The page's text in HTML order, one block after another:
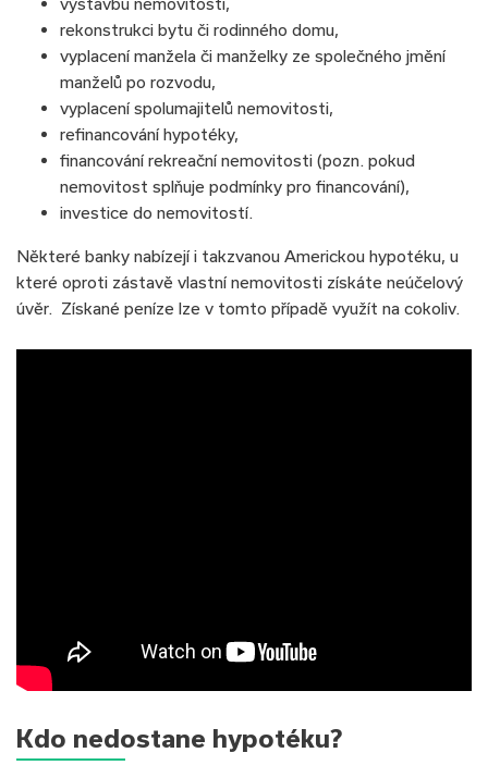
rekonstrukci bytu či rodinného domu,
vyplacení manžela či manželky ze společného jmění
manželů po rozvodu,
vyplacení spolumajitelů nemovitosti,
refinancování hypotéky,
financování rekreační nemovitosti (pozn. pokud
nemovitost splňuje podmínky pro financování),
investice do nemovitostí.
Některé banky nabízejí i takzvanou Americkou hypotéku, u
které oproti zástavě vlastní nemovitosti získáte neúčelový
úvěr. Získané peníze lze v tomto případě využít na cokoliv.
Kdo nedostane hypotéku?